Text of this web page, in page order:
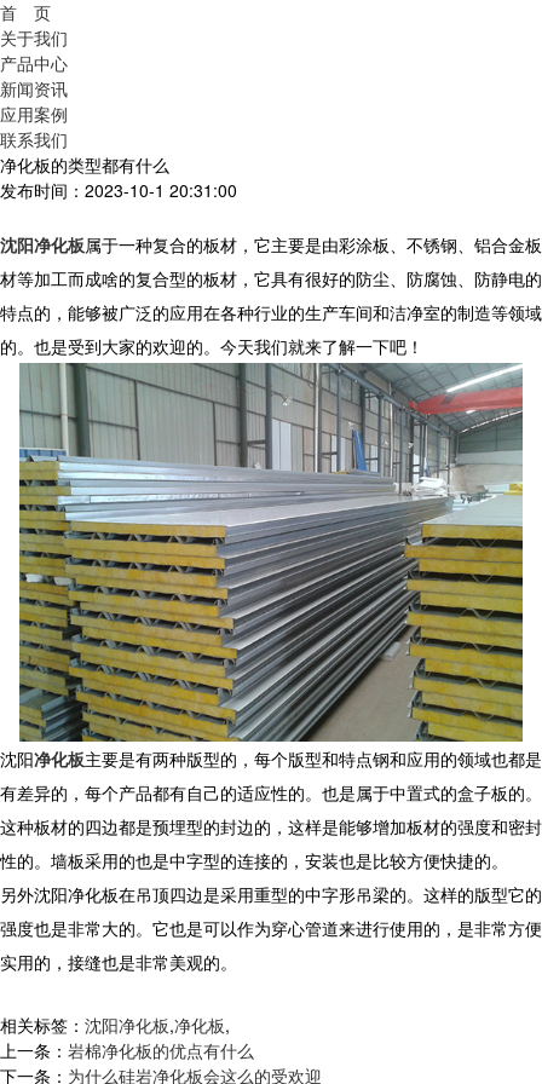
首 页
关于我们
产品中心
新闻资讯
应用案例
联系我们
净化板的类型都有什么
发布时间：2023-10-1 20:31:00
沈阳净化板属于一种复合的板材，它主要是由彩涂板、不锈钢、铝合金板
材等加工而成啥的复合型的板材，它具有很好的防尘、防腐蚀、防静电的
特点的，能够被广泛的应用在各种行业的生产车间和洁净室的制造等领域
的。也是受到大家的欢迎的。今天我们就来了解一下吧！
沈阳净化板主要是有两种版型的，每个版型和特点钢和应用的领域也都是
有差异的，每个产品都有自己的适应性的。也是属于中置式的盒子板的。
这种板材的四边都是预埋型的封边的，这样是能够增加板材的强度和密封
性的。墙板采用的也是中字型的连接的，安装也是比较方便快捷的。
另外沈阳净化板在吊顶四边是采用重型的中字形吊梁的。这样的版型它的
强度也是非常大的。它也是可以作为穿心管道来进行使用的，是非常方便
实用的，接缝也是非常美观的。
相关标签： 沈阳净化板,净化板,
上一条： 岩棉净化板的优点有什么
下一条： 为什么硅岩净化板会这么的受欢迎